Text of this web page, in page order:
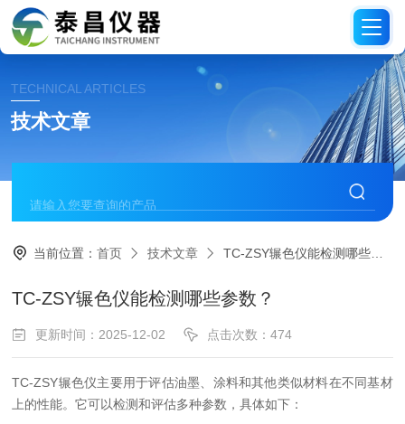
TECHNICAL ARTICLES
技术文章
当前位置：首页 技术文章 TC-ZSY辗色仪能检测哪些参数？
TC-ZSY辗色仪能检测哪些参数？
更新时间：2025-12-02 点击次数：474
TC-ZSY辗色仪主要用于评估油墨、涂料和其他类似材料在不同基材
上的性能。它可以检测和评估多种参数，具体如下：